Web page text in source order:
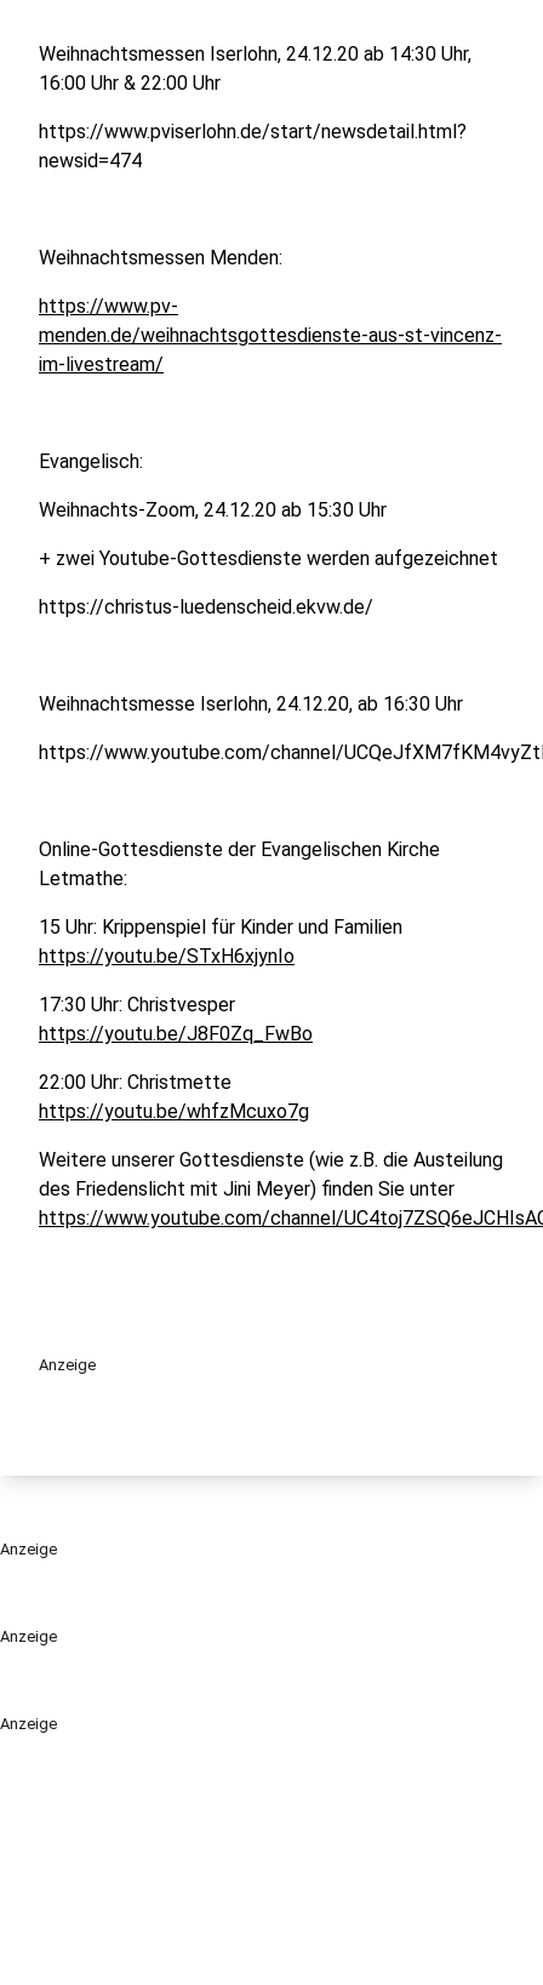
Anzeige
Anzeige
Weihnachtsmessen Iserlohn, 24.12.20 ab 14:30 Uhr,
16:00 Uhr & 22:00 Uhr
https://www.pviserlohn.de/start/newsdetail.html?
newsid=474
Weihnachtsmessen Menden:
https://www.pv-
menden.de/weihnachtsgottesdienste-aus-st-vincenz-
im-livestream/
Evangelisch:
Weihnachts-Zoom, 24.12.20 ab 15:30 Uhr
+ zwei Youtube-Gottesdienste werden aufgezeichnet
https://christus-luedenscheid.ekvw.de/
Weihnachtsmesse Iserlohn, 24.12.20, ab 16:30 Uhr
https://www.youtube.com/channel/
Online-Gottesdienste der Evangelischen Kirche
Letmathe:
15 Uhr: Krippenspiel für Kinder und Familien
https://youtu.be/STxH6xjynIo
17:30 Uhr: Christvesper
https://youtu.be/J8F0Zq_FwBo
22:00 Uhr: Christmette
https://youtu.be/whfzMcuxo7g
Weitere unserer Gottesdienste (wie z.B. die Austeilung
des Friedenslicht mit Jini Meyer) finden Sie unter
https://www.youtube.com/channel/
Anzeige
Anzeige